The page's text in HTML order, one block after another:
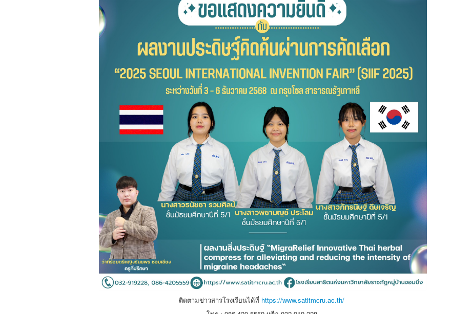
ติดตามข่าวสารโรงเรียนได้ที่ https://www.satitmcru.ac.th/